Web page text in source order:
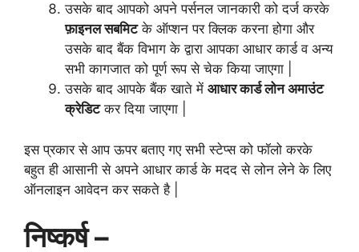
उसके बाद आपको अपने पर्सनल जानकारी को दर्ज करके
फ़ाइनल सबमिटके ऑप्शन पर क्लिक करना होगा और
उसके बाद बैंक विभाग के द्वारा आपका आधार कार्ड व अन्य
सभी कागजात को पूर्ण रूप से चेक किया जाएगा |
उसके बाद आपके बैंक खाते में आधार कार्ड लोन अमाउंट
क्रेडिटकर दिया जाएगा |
इस प्रकार से आप ऊपर बताए गए सभी स्टेप्स को फॉलो करके
बहुत ही आसानी से अपने आधार कार्ड के मदद से लोन लेने के लिए
ऑनलाइन आवेदन कर सकते है |
निष्कर्ष –